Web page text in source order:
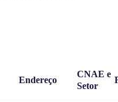
Endereço
CNAE e
Setor